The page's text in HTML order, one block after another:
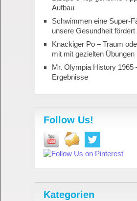
Aufbau
Schwimmen eine Super-
unsere Gesundheit fördert
Knackiger Po – Traum
mit mit gezielten Übungen
Mr. Olympia History 1965
Ergebnisse
Follow Us!
Kategorien